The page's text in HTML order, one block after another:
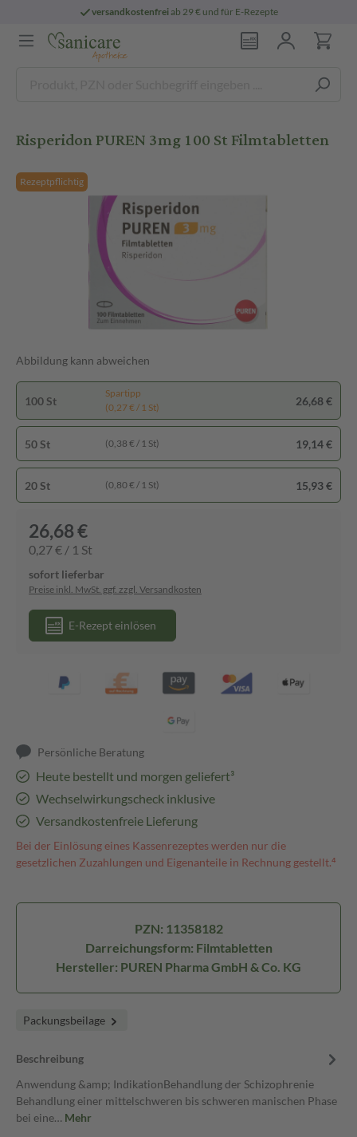
versandkostenfreiab 29 € und für E-Rezepte
Risperidon PUREN 3mg 100 St Filmtabletten
Rezeptpflichtig
Abbildung kann abweichen
100 St
Spartipp
(0,27 € / 1 St)
26,68 €
50 St (0,38 € / 1 St) 19,14 €
20 St (0,80 € / 1 St) 15,93 €
26,68 €
0,27 € / 1 St
sofort lieferbar
Preise inkl. MwSt. ggf. zzgl. Versandkosten
E-Rezept einlösen
Persönliche Beratung
Heute bestellt und morgen geliefert³
Wechselwirkungscheck inklusive
Versandkostenfreie Lieferung
Bei der Einlösung eines Kassenrezeptes werden nur die
gesetzlichen Zuzahlungen und Eigenanteile in Rechnung gestellt.⁴
PZN: 11358182
Darreichungsform: Filmtabletten
Hersteller: PUREN Pharma GmbH & Co. KG
Packungsbeilage
Beschreibung
Anwendung &amp; IndikationBehandlung der Schizophrenie
Behandlung einer mittelschweren bis schweren manischen Phase
bei eine… Mehr